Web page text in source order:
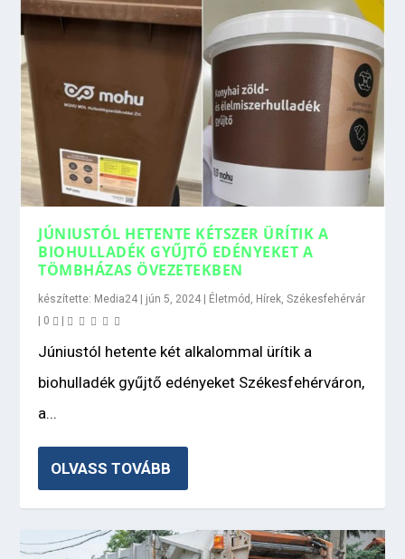
JÚNIUSTÓL HETENTE KÉTSZER ÜRÍTIK A
BIOHULLADÉK GYŰJTŐ EDÉNYEKET A
TÖMBHÁZAS ÖVEZETEKBEN
készítette: Media24 jún 5, 2024 Életmód , Hírek,Székesfehérvár
0
Júniustól hetente két alkalommal ürítik a
biohulladék gyűjtő edényeket Székesfehérváron,
a...
OLVASS TOVÁBB